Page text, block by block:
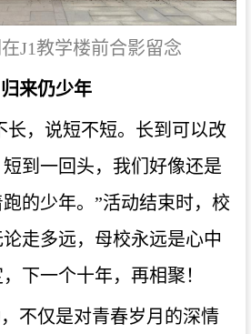
J1教学楼前合影留念
来仍少年
长，说短不短。长到可以改
到一回头，我们好像还是
的少年。 ”活动结束时，校
走多远，母校永远是心中
下一个十年，再相聚！
不仅是对青春岁月的深情